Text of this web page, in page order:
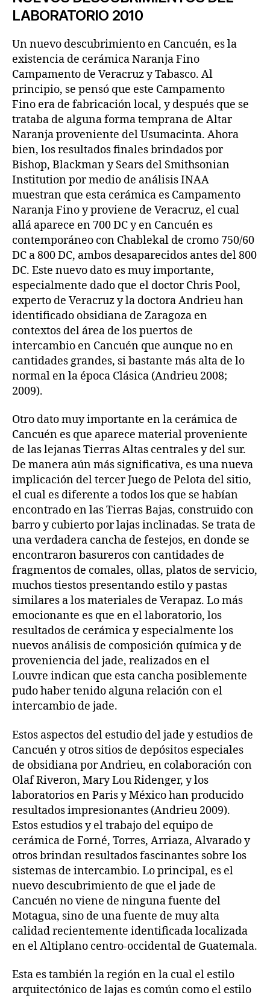
LABORATORIO 2010
Un nuevo descubrimiento en Cancuén, es la
existencia de cerámica Naranja Fino
Campamento de Veracruz y Tabasco. Al
principio, se pensó que este Campamento
Fino era de fabricación local, y después que se
trataba de alguna forma temprana de Altar
Naranja proveniente del Usumacinta. Ahora
bien, los resultados finales brindados por
Bishop, Blackman y Sears del Smithsonian
Institution por medio de análisis INAA
muestran que esta cerámica es Campamento
Naranja Fino y proviene de Veracruz, el cual
allá aparece en 700 DC y en Cancuén es
contemporáneo con Chablekal de cromo 750/60
DC a 800 DC, ambos desaparecidos antes del 800
DC. Este nuevo dato es muy importante,
especialmente dado que el doctor Chris Pool,
experto de Veracruz y la doctora Andrieu han
identificado obsidiana de Zaragoza en
contextos del área de los puertos de
intercambio en Cancuén que aunque no en
cantidades grandes, si bastante más alta de lo
normal en la época Clásica (Andrieu 2008;
2009).
Otro dato muy importante en la cerámica de
Cancuén es que aparece material proveniente
de las lejanas Tierras Altas centrales y del sur.
De manera aún más significativa, es una nueva
implicación del tercer Juego de Pelota del sitio,
el cual es diferente a todos los que se habían
encontrado en las Tierras Bajas, construido con
barro y cubierto por lajas inclinadas. Se trata de
una verdadera cancha de festejos, en donde se
encontraron basureros con cantidades de
fragmentos de comales, ollas, platos de servicio,
muchos tiestos presentando estilo y pastas
similares a los materiales de Verapaz. Lo más
emocionante es que en el laboratorio, los
resultados de cerámica y especialmente los
nuevos análisis de composición química y de
proveniencia del jade, realizados en el
Louvre indican que esta cancha posiblemente
pudo haber tenido alguna relación con el
intercambio de jade.
Estos aspectos del estudio del jade y estudios de
Cancuén y otros sitios de depósitos especiales
de obsidiana por Andrieu, en colaboración con
Olaf Riveron, Mary Lou Ridenger, y los
laboratorios en Paris y México han producido
resultados impresionantes (Andrieu 2009).
Estos estudios y el trabajo del equipo de
cerámica de Forné, Torres, Arriaza, Alvarado y
otros brindan resultados fascinantes sobre los
sistemas de intercambio. Lo principal, es el
nuevo descubrimiento de que el jade de
Cancuén no viene de ninguna fuente del
Motagua, sino de una fuente de muy alta
calidad recientemente identificada localizada
en el Altiplano centro-occidental de Guatemala.
Esta es también la región en la cual el estilo
arquitectónico de lajas es común como el estilo